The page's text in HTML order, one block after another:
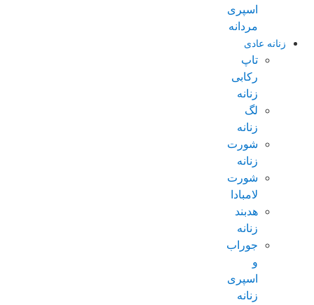
اسپری
مردانه
زنانه عادی
تاپ
رکابی
زنانه
لگ
زنانه
شورت
زنانه
شورت
لامبادا
هدبند
زنانه
جوراب
و
اسپری
زنانه